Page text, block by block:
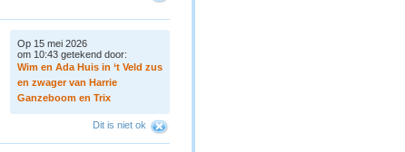
Op 15 mei 2026
om 10:43 getekend door:
Wim en Ada Huis in ‘t Veld zus
en zwager van Harrie
Ganzeboom en Trix
Dit is niet ok